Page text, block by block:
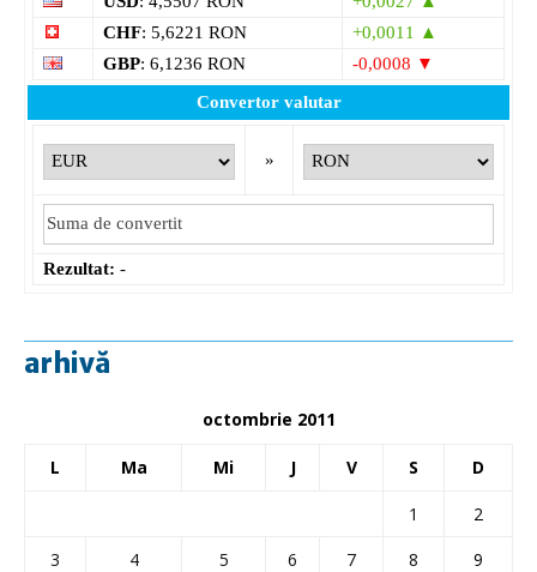
CHF: 5,6221 RON
+0,0011 ▲
GBP: 6,1236 RON
-0,0008 ▼
Convertor valutar
»
Rezultat: -
arhivă
octombrie 2011
L Ma Mi J V S D
1
2
3
4 5 6 7 8
9